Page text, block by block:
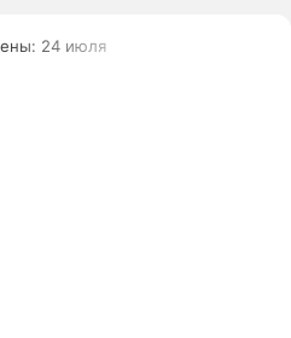
24 июля